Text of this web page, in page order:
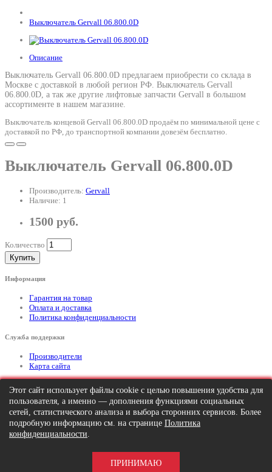
Выключатель Gervall 06.800.0D
Описание
Выключатель Gervall 06.800.0D предлагаем приобрести со склада в
Москве с доставкой в любой регион РФ. Выключатель Gervall
06.800.0D, а так же другие лифтовые запчасти Gervall в большом
ассортименте в нашем магазине.
Выключатель концевой Gervall 06.800.0D продаём по минимальной цене с
доставкой по РФ, до транспортной компании довезём бесплатно.
Выключатель Gervall 06.800.0D
Производитель: Gervall
Наличие: 1
1500 руб.
Количество
Купить
Информация
Гарантия на товар
Оплата и доставка
Политика конфиденциальности
Служба поддержки
Производители
Карта сайта
Дополнительно
Тел: +7 (495) 646-82-95 mailto:info@apexx.ru
Вся информация и цены на товар, размещенные на данном сайте, носят
информационный характер и ни при каких обстоятельствах не является
публичной офертой!
Этот сайт использует файлы cookie с целью повышения удобства для
пользователя, а именно — дополнения функциями социальных
сетей, статистического анализа и выбора сторонних сервисов. Более
подробную информацию см. на странице Политика
конфиденциальности.
ПРИНИМАЮ